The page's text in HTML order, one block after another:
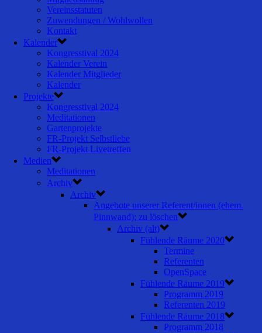
Vereinsstatuten
Zuwendungen / Wohlwollen
Kontakt
Kalender
Kongresstival 2024
Kalender Verein
Kalender Mitglieder
Kalender
Projekte
Kongresstival 2024
Meditationen
Gartenprojekte
FR-Projekt Selbstliebe
FR-Projekt Livetreffen
Medien
Meditationen
Archiv
Archiv
Angebote unserer Referent/innen (ehem.
Pinnwand); zu löschen
Archiv (alt)
Fühlende Räume 2020
Termine
Referenten
OpenSpace
Fühlende Räume 2019
Programm 2019
Referenten 2019
Fühlende Räume 2018
Programm 2018